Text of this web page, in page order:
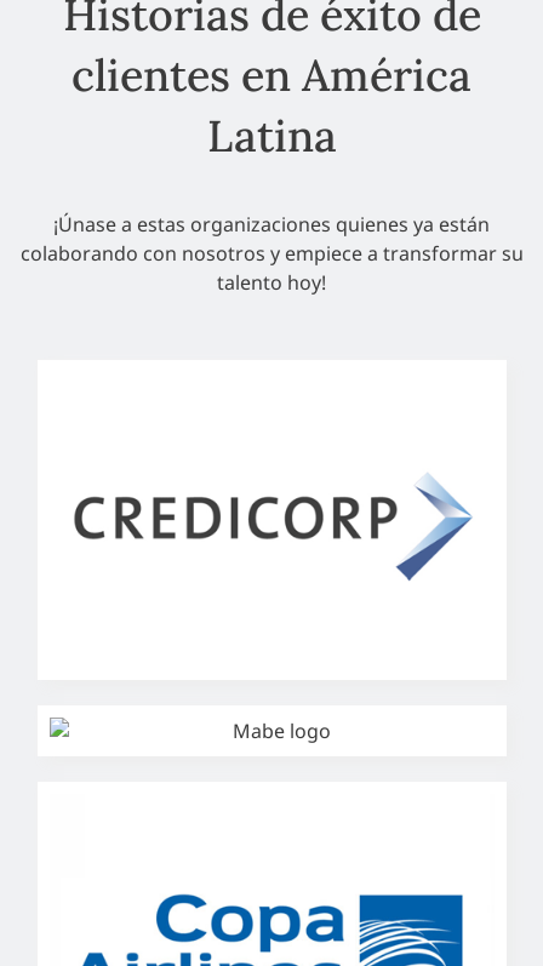
Historias de éxito de
clientes en América
Latina
¡Únase a estas organizaciones quienes ya están
colaborando con nosotros y empiece a transformar su
talento hoy!